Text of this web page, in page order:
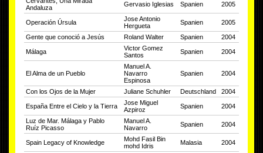
Andaluza
Gervasio Iglesias Spanien 2005
Operación Úrsula
Jose Antonio
Hergueta
Spanien 2005
Gente que conoció a Jesús Roland Walter Spanien 2004
Málaga
Victor Gomez
Santos
Spanien 2004
El Alma de un Pueblo
Manuel A.
Navarro
Espinosa
Spanien 2004
Con los Ojos de la Mujer Juliane Schuhler Deutschland 2004
España Entre el Cielo y la Tierra
Jose Miguel
Azpiroz
Spanien 2004
Luz de Mar. Málaga y Pablo
Ruíz Picasso
Manuel A.
Navarro
Spanien 2004
Spain Legacy of Knowledge
Mohd Fasil Bin
mohd Idris
Malasia 2004